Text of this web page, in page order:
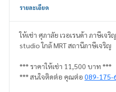
รายละเอียด
ให้เช่า ศุภาลัย เวอเรนด้า ภาษีเจ
studio ใกล้ MRT สถานีภาษีเจริญ
*** ราคาให้เช่า 11,500 บาท ***
*** สนใจติดต่อ คุณต่อ 089-175-